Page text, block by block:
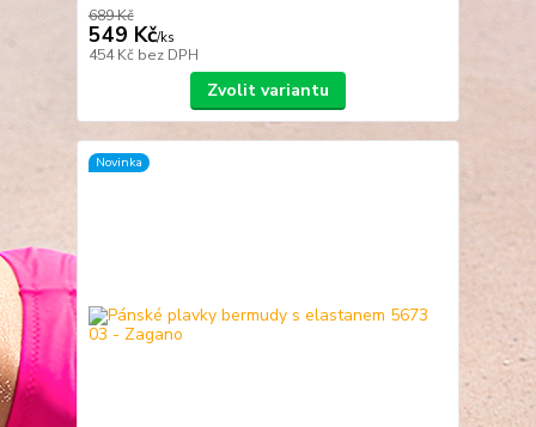
689 Kč
549 Kč/ks
454 Kč bez DPH
Zvolit variantu
Novinka